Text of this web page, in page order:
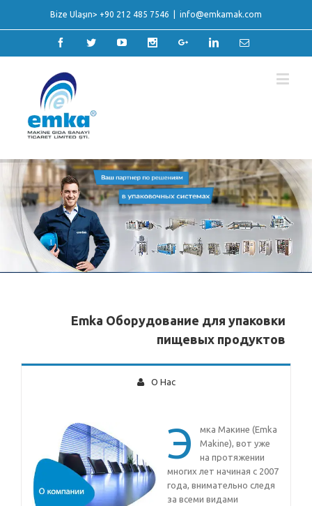
Bize Ulaşın> +90 212 485 7546 info@emkamak.com
Emka Оборудование для упаковки
пищевых продуктов
О Нас
Э
мка Макине (Emka
Makine), вот уже
на протяжении
многих лет начиная с 2007
года, внимательно следя
за всеми видами